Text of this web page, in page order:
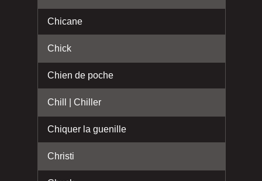
Chicane
Chick
Chien de poche
Chill | Chiller
Chiquer la guenille
Christi